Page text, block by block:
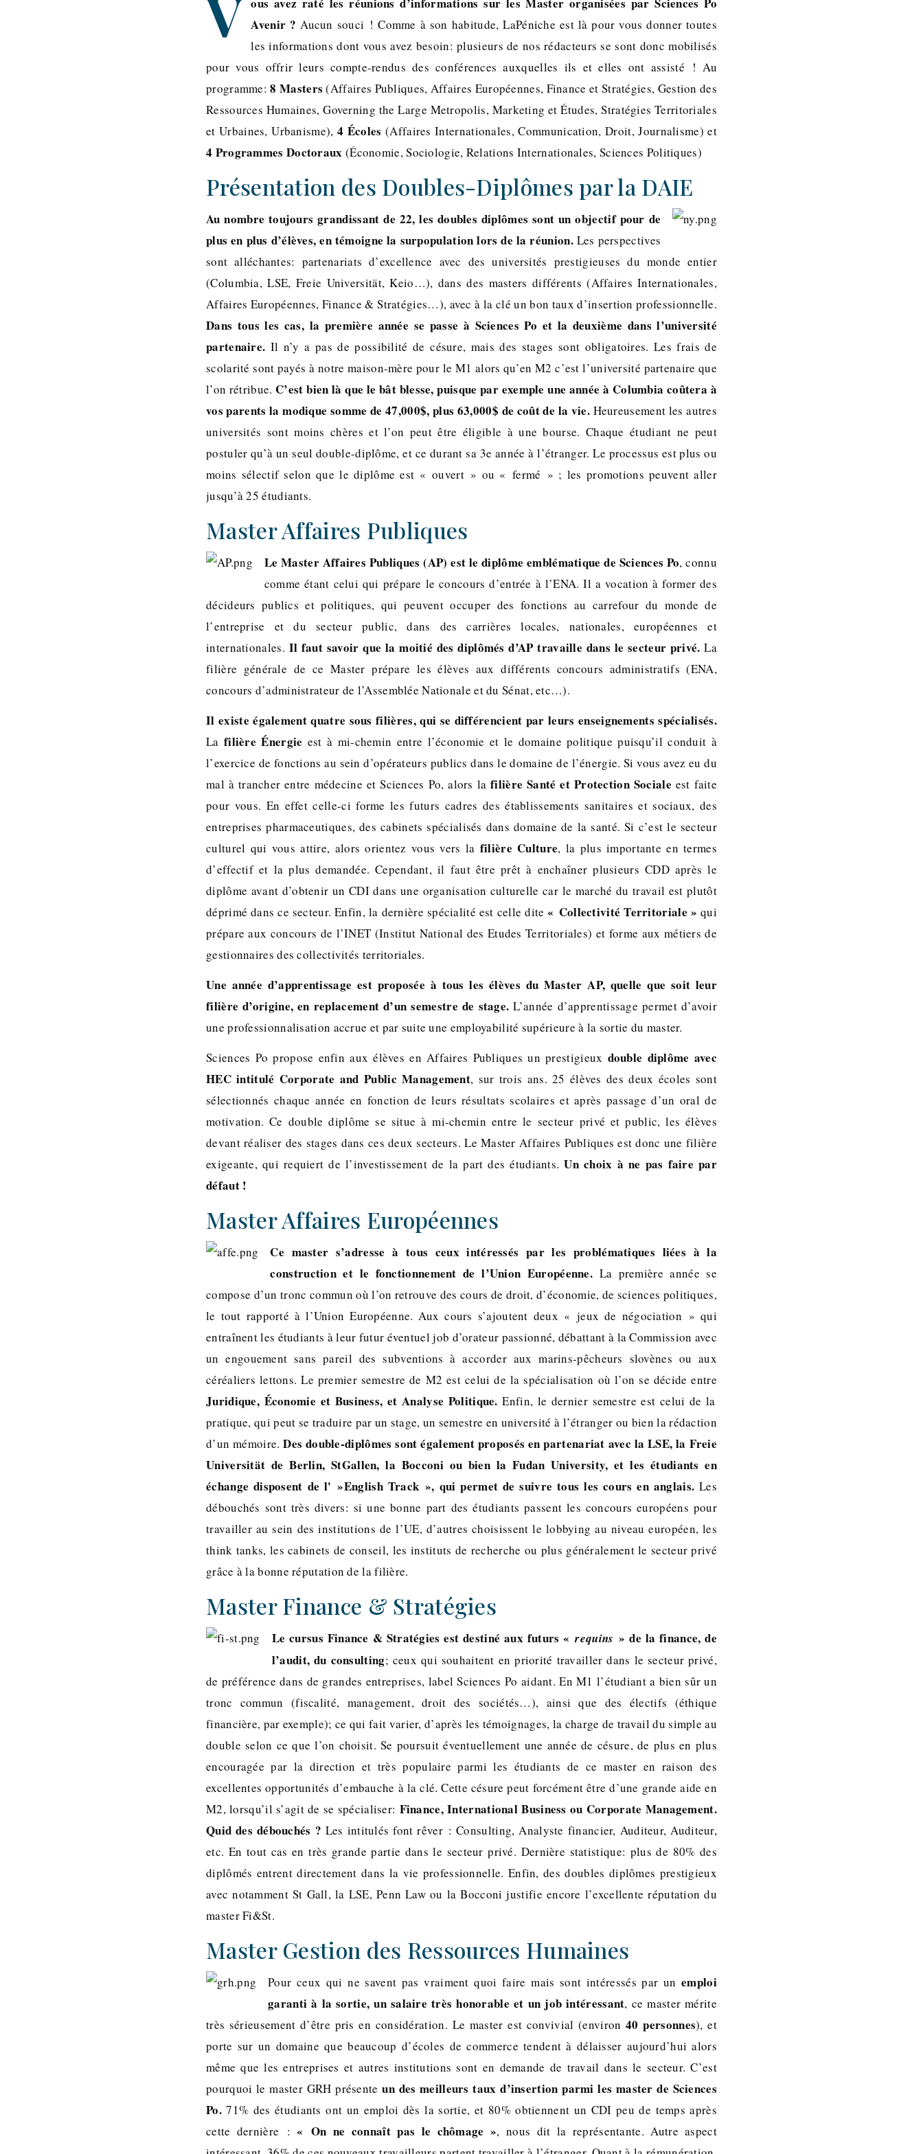
V Avenir ? Aucun souci ! Comme à son habitude, LaPéniche est là pour vous donner toutes
les informations dont vous avez besoin: plusieurs de nos rédacteurs se sont donc mobilisés
pour vous offrir leurs compte-rendus des conférences auxquelles ils et elles ont assisté ! Au
programme:8 Masters (Affaires Publiques, Affaires Européennes, Finance et Stratégies, Gestion des
Ressources Humaines, Governing the Large Metropolis, Marketing et Études, Stratégies Territoriales
et Urbaines, Urbanisme), 4 Écoles (Affaires Internationales, Communication, Droit, Journalisme) et
4 Programmes Doctoraux (Économie, Sociologie, Relations Internationales, Sciences Politiques)
Présentation des Doubles-Diplômes par la DAIE
Au nombre toujours grandissant de 22, les doubles diplômes sont un objectif pour de
plus en plus d’élèves, en témoigne la surpopulation lors de la réunion.Les perspectives
sont alléchantes: partenariats d’excellence avec des universités prestigieuses du monde entier
(Columbia, LSE, Freie Universität, Keio…), dans des masters différents (Affaires Internationales,
Affaires Européennes, Finance & Stratégies…), avec à la clé un bon taux d’insertion professionnelle.
Dans tous les cas, la première année se passe à Sciences Po et la deuxième dans l’université
partenaire. Il n’y a pas de possibilité de césure, mais des stages sont obligatoires. Les frais de
scolarité sont payés à notre maison-mère pour le M1 alors qu’en M2 c’est l’université partenaire que
l’on rétribue.C’est bien là que le bât blesse, puisque par exemple une année à Columbia coûtera à
vos parents la modique somme de 47,000$, plus 63,000$ de coût de la vie. Heureusement les autres
universités sont moins chères et l’on peut être éligible à une bourse. Chaque étudiant ne peut
postuler qu’à un seul double-diplôme, et ce durant sa 3e année à l’étranger. Le processus est plus ou
moins sélectif selon que le diplôme est « ouvert » ou « fermé » ; les promotions peuvent aller
jusqu’à 25 étudiants.
Master Affaires Publiques
Le Master Affaires Publiques (AP) est le diplôme emblématique de Sciences Po, connu
comme étant celui qui prépare le concours d’entrée à l’ENA. Il a vocation à former des
décideurs publics et politiques, qui peuvent occuper des fonctions au carrefour du monde de
l’entreprise et du secteur public, dans des carrières locales, nationales, européennes et
internationales. Il faut savoir que la moitié des diplômés d’AP travaille dans le secteur privé. La
filière générale de ce Master prépare les élèves aux différents concours administratifs (ENA,
concours d’administrateur de l’Assemblée Nationale et du Sénat, etc…).
Il existe également quatre sous filières, qui se différencient par leurs enseignements spécialisés.
La filière Énergie est à mi-chemin entre l’économie et le domaine politique puisqu’il conduit à
l’exercice de fonctions au sein d’opérateurs publics dans le domaine de l’énergie. Si vous avez eu du
mal à trancher entre médecine et Sciences Po, alors lafilière Santé et Protection Sociale est faite
pour vous. En effet celle-ci forme les futurs cadres des établissements sanitaires et sociaux, des
entreprises pharmaceutiques, des cabinets spécialisés dans domaine de la santé. Si c’est le secteur
culturel qui vous attire, alors orientez vous vers la filière Culture, la plus importante en termes
d’effectif et la plus demandée. Cependant, il faut être prêt à enchaîner plusieurs CDD après le
diplôme avant d’obtenir un CDI dans une organisation culturelle car le marché du travail est plutôt
déprimé dans ce secteur. Enfin, la dernière spécialité est celle dite« Collectivité Territoriale » qui
prépare aux concours de l’INET (Institut National des Etudes Territoriales) et forme aux métiers de
gestionnaires des collectivités territoriales.
Une année d’apprentissage est proposée à tous les élèves du Master AP, quelle que soit leur
filière d’origine, en replacement d’un semestre de stage. L’année d’apprentissage permet d’avoir
une professionnalisation accrue et par suite une employabilité supérieure à la sortie du master.
Sciences Po propose enfin aux élèves en Affaires Publiques un prestigieux double diplôme avec
HEC intitulé Corporate and Public Management, sur trois ans. 25 élèves des deux écoles sont
sélectionnés chaque année en fonction de leurs résultats scolaires et après passage d’un oral de
motivation. Ce double diplôme se situe à mi-chemin entre le secteur privé et public, les élèves
devant réaliser des stages dans ces deux secteurs. Le Master Affaires Publiques est donc une filière
exigeante, qui requiert de l’investissement de la part des étudiants.Un choix à ne pas faire par
défaut !
Master Affaires Européennes
Ce master s’adresse à tous ceux intéressés par les problématiques liées à la
construction et le fonctionnement de l’Union Européenne. La première année se
compose d’un tronc commun où l’on retrouve des cours de droit, d’économie, de sciences politiques,
le tout rapporté à l’Union Européenne. Aux cours s’ajoutent deux « jeux de négociation » qui
entraînent les étudiants à leur futur éventuel job d’orateur passionné, débattant à la Commission avec
un engouement sans pareil des subventions à accorder aux marins-pêcheurs slovènes ou aux
céréaliers lettons. Le premier semestre de M2 est celui de la spécialisation où l’on se décide entre
Juridique, Économie et Business, et Analyse Politique.Enfin, le dernier semestre est celui de la
pratique, qui peut se traduire par un stage, un semestre en université à l’étranger ou bien la rédaction
d’un mémoire.Des double-diplômes sont également proposés en partenariat avec la LSE, la Freie
Universität de Berlin, StGallen, la Bocconi ou bien la Fudan University, et les étudiants en
échange disposent de l' »English Track », qui permet de suivre tous les cours en anglais. Les
débouchés sont très divers: si une bonne part des étudiants passent les concours européens pour
travailler au sein des institutions de l’UE, d’autres choisissent le lobbying au niveau européen, les
think tanks, les cabinets de conseil, les instituts de recherche ou plus généralement le secteur privé
grâce à la bonne réputation de la filière.
Master Finance & Stratégies
Le cursus Finance & Stratégies est destiné aux futurs «requins » de la finance, de
l’audit, du consulting; ceux qui souhaitent en priorité travailler dans le secteur privé,
de préférence dans de grandes entreprises, label Sciences Po aidant. En M1 l’étudiant a bien sûr un
tronc commun (fiscalité, management, droit des sociétés…), ainsi que des électifs (éthique
financière, par exemple); ce qui fait varier, d’après les témoignages, la charge de travail du simple au
double selon ce que l’on choisit. Se poursuit éventuellement une année de césure, de plus en plus
encouragée par la direction et très populaire parmi les étudiants de ce master en raison des
excellentes opportunités d’embauche à la clé. Cette césure peut forcément être d’une grande aide en
M2, lorsqu’il s’agit de se spécialiser: Finance, International Business ou Corporate Management.
Quid des débouchés ? Les intitulés font rêver : Consulting, Analyste financier, Auditeur, Auditeur,
etc. En tout cas en très grande partie dans le secteur privé. Dernière statistique: plus de 80% des
diplômés entrent directement dans la vie professionnelle. Enfin, des doubles diplômes prestigieux
avec notamment St Gall, la LSE, Penn Law ou la Bocconi justifie encore l’excellente réputation du
master Fi&St.
Master Gestion des Ressources Humaines
Pour ceux qui ne savent pas vraiment quoi faire mais sont intéressés par unemploi
garanti à la sortie, un salaire très honorable et un job intéressant, ce master mérite
très sérieusement d’être pris en considération. Le master est convivial (environ40 personnes), et
porte sur un domaine que beaucoup d’écoles de commerce tendent à délaisser aujourd’hui alors
même que les entreprises et autres institutions sont en demande de travail dans le secteur. C’est
pourquoi le master GRH présenteun des meilleurs taux d’insertion parmi les master de Sciences
Po.71% des étudiants ont un emploi dès la sortie, et 80% obtiennent un CDI peu de temps après
cette dernière :« On ne connaît pas le chômage », nous dit la représentante. Autre aspect